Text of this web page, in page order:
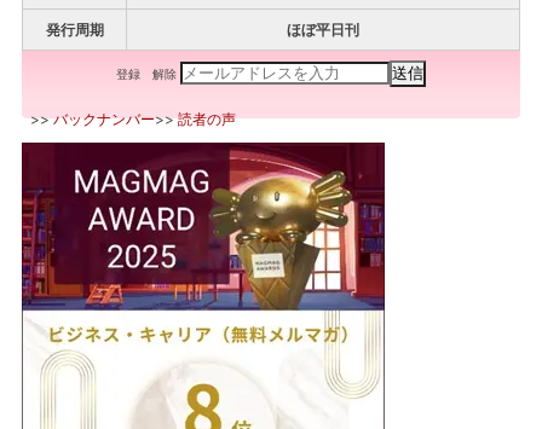
発行周期 ほぼ平日刊
登録 解除
>>バックナンバー>>読者の声